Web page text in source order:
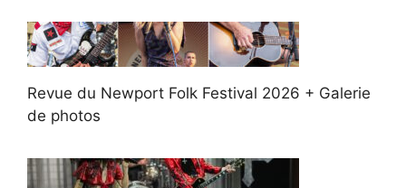
Revue du Newport Folk Festival 2026 + Galerie
de photos